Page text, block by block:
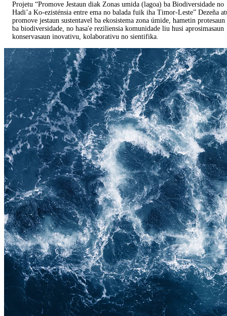
Projetu “Promove Jestaun diak Zonas umida (lagoa) ba Biodiversidade no
Hadi’a Ko-ezisténsia entre ema no balada fuik iha Timor-Leste” Dezeña
promove jestaun sustentavel ba ekosistema zona úmide, hametin protesaun
ba biodiversidade, no hasa'e reziliensia komunidade liu husi aprosimasaun
konservasaun inovativu, kolaborativu no sientifika.